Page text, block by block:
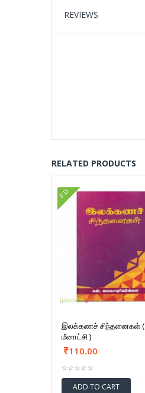
REVIEWS
RELATED PRODUCTS
FD
இலக்கணச் சிந்தனைகள் (
மீனாட்சி )
110.00
ADD TO CART